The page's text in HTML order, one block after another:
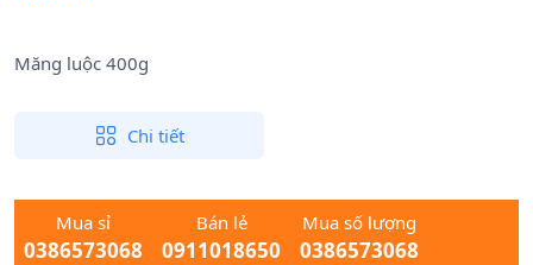
Măng luộc 400g
Chi tiết
Mua sỉ
0386573068
Bán lẻ
0911018650
Mua số lượng
0386573068